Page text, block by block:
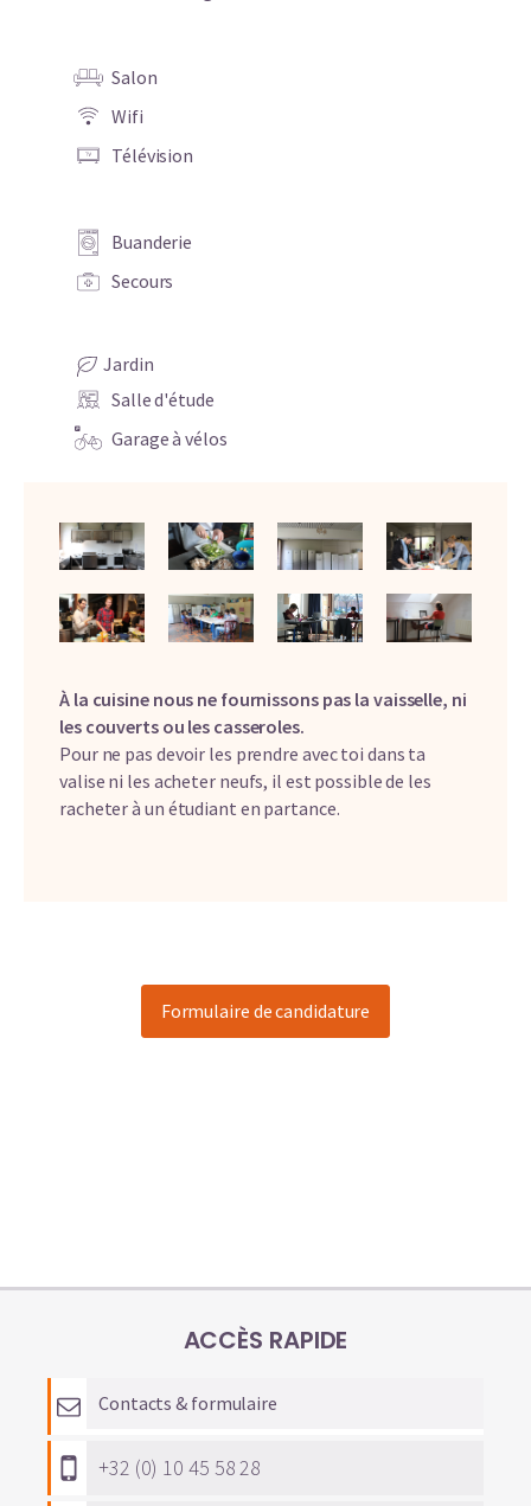
Salon
Wifi
Télévision
Buanderie
Secours
Jardin
Salle d'étude
Garage à vélos
À la cuisine nous ne fournissons pas la vaisselle, ni
les couverts ou les casseroles.
Pour ne pas devoir les prendre avec toi dans ta
valise ni les acheter neufs, il est possible de les
racheter à un étudiant en partance.
Formulaire de candidature
ACCÈS RAPIDE
Contacts & formulaire
+32 (0) 10 45 58 28